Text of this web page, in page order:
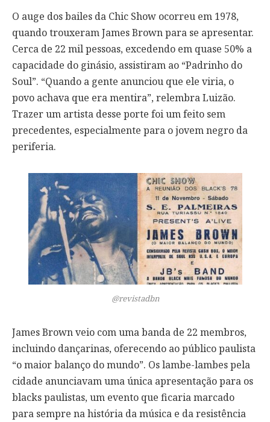
O auge dos bailes da Chic Show ocorreu em 1978,
quando trouxeram James Brown para se apresentar.
Cerca de 22 mil pessoas, excedendo em quase 50% a
capacidade do ginásio, assistiram ao “Padrinho do
Soul”. “Quando a gente anunciou que ele viria, o
povo achava que era mentira”, relembra Luizão.
Trazer um artista desse porte foi um feito sem
precedentes, especialmente para o jovem negro da
periferia.
@revistadbn
James Brown veio com uma banda de 22 membros,
incluindo dançarinas, oferecendo ao público paulista
“o maior balanço do mundo”. Os lambe-lambes pela
cidade anunciavam uma única apresentação para os
blacks paulistas, um evento que ficaria marcado
para sempre na história da música e da resistência